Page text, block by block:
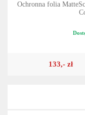
Ochronna folia
133,- zł